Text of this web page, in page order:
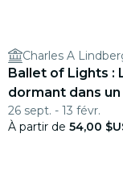
Charles A
Ballet of Lights :
dormant dans
étincelant
26 sept. - 13 févr.
À partir de 54,00